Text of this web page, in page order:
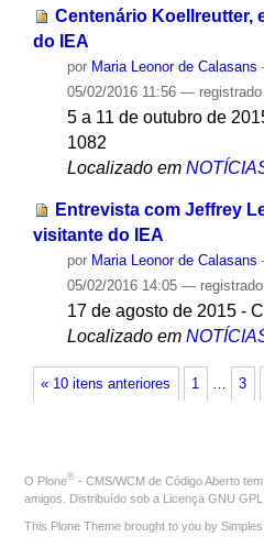
Centenário Koellreutter,
do IEA
por Maria Leonor de Calasans
05/02/2016 11:56 — registrado
5 a 11 de outubro de
1082
Localizado em
Entrevista com Jeffrey
visitante do IEA
por Maria Leonor de Calasans
05/02/2016 14:05 —
17 de agosto de 2015 -
Localizado em
« 10 itens anteriores 1 3
O Plone® - CMS/WCM de Código Aberto tem
amigos. Distribuído sob a Licença GNU GPL
This Plone Theme brought to you by